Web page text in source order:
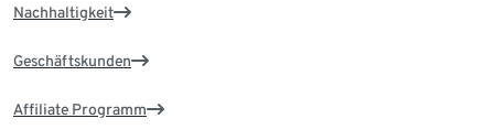
Nachhaltigkeit
Geschäftskunden
Affiliate Programm